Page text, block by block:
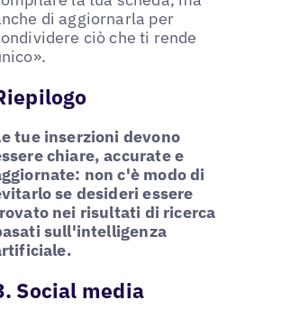
di aggiornarla per
ciò che ti rende
tue inserzioni devono
chiare, accurate e
non c'è modo di
se desideri essere
nei risultati di ricerca
sull'intelligenza
Social media